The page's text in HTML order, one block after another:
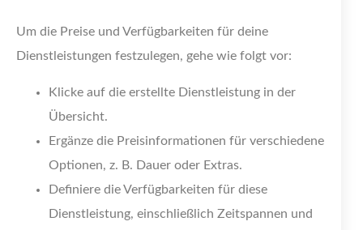
Um die Preise und Verfügbarkeiten für deine
Dienstleistungen festzulegen, gehe wie folgt vor:
Klicke auf die erstellte Dienstleistung in der
Übersicht.
Ergänze die Preisinformationen für verschiedene
Optionen, z. B. Dauer oder Extras.
Definiere die Verfügbarkeiten für diese
Dienstleistung, einschließlich Zeitspannen und